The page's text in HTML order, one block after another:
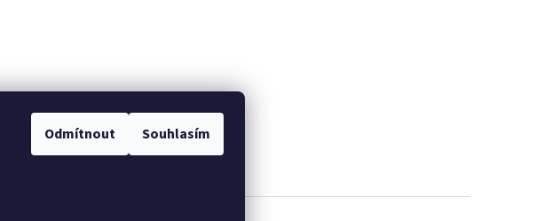
Odmítnout Souhlasím